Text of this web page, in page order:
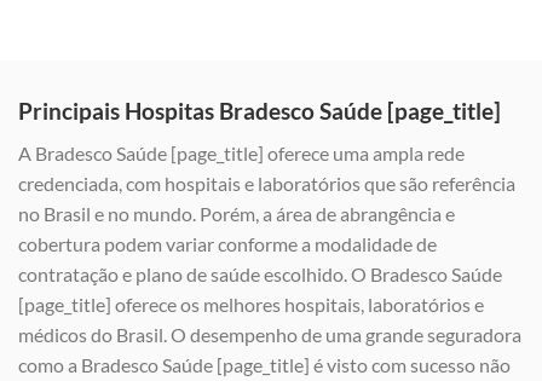
Principais Hospitas Bradesco Saúde [page_title]
A Bradesco Saúde [page_title] oferece uma ampla rede
credenciada, com hospitais e laboratórios que são referência
no Brasil e no mundo. Porém, a área de abrangência e
cobertura podem variar conforme a modalidade de
contratação e plano de saúde escolhido. O Bradesco Saúde
[page_title] oferece os melhores hospitais, laboratórios e
médicos do Brasil. O desempenho de uma grande seguradora
como a Bradesco Saúde [page_title] é visto com sucesso não